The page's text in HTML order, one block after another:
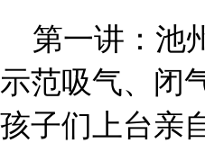
第一讲：池
示范吸气、闭
孩子们上台亲